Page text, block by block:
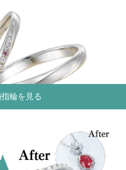
輪を見る